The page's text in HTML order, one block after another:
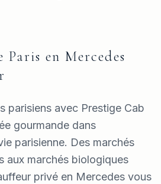
Paris en Mercedes
parisiens avec Prestige Cab
gourmande dans
parisienne. Des marchés
aux marchés biologiques
privé en Mercedes vous